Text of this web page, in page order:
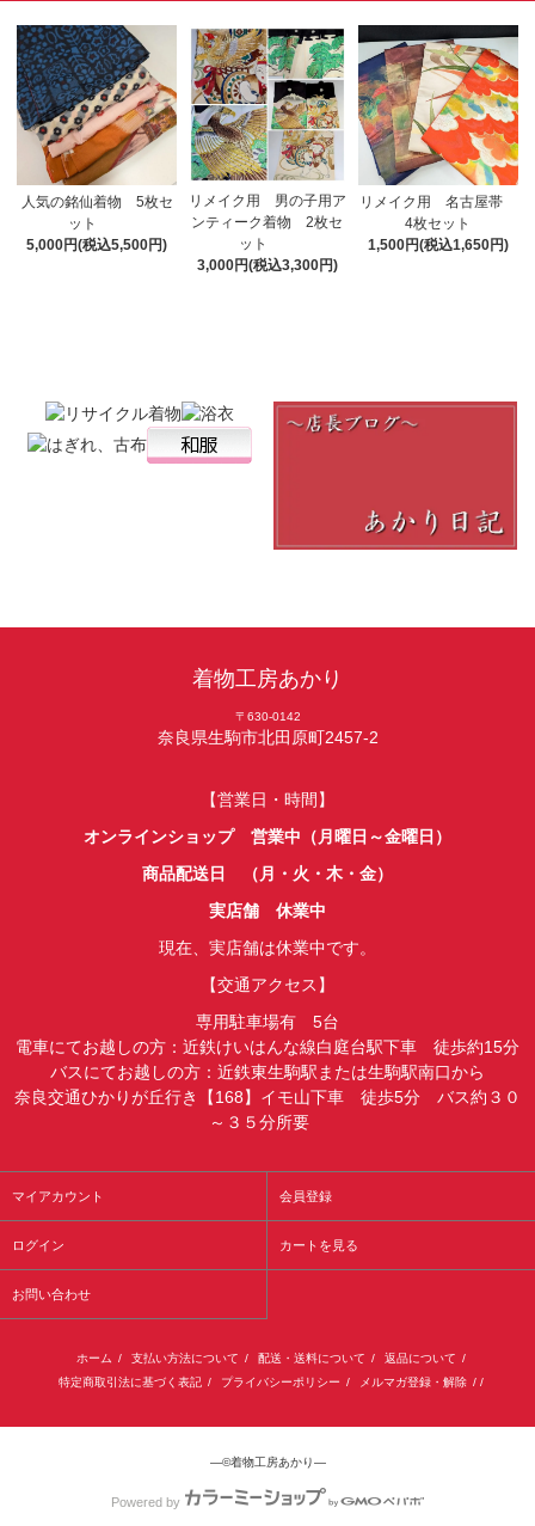
人気の銘仙着物 5枚セ
ット
5,000円(税込5,500円)
リメイク用 男の子用ア
ンティーク着物 2枚セ
ット
3,000円(税込3,300円)
リメイク用 名古屋帯
4枚セット
1,500円(税込1,650円)
着物工房あかり
〒630-0142
奈良県生駒市北田原町2457-2
【営業日・時間】
オンラインショップ 営業中（月曜日～金曜日）
商品配送日 （月・火・木・金）
実店舗 休業中
現在、実店舗は休業中です。
【交通アクセス】
専用駐車場有 5台
電車にてお越しの方：近鉄けいはんな線白庭台駅下車 徒歩約15分
バスにてお越しの方：近鉄東生駒駅または生駒駅南口から
奈良交通ひかりが丘行き【168】イモ山下車 徒歩5分 バス約３０
～３５分所要
マイアカウント 会員登録
ログイン カートを見る
お問い合わせ
ホーム / 支払い方法について / 配送・送料について / 返品について /
特定商取引法に基づく表記 / プライバシーポリシー / メルマガ登録・解除 / /
―©着物工房あかり―
Powered by